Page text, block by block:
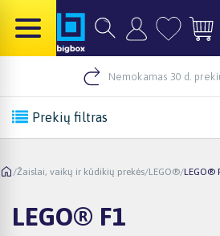
Nemokamas 30 d.
Prekių filtras
/Žaislai, vaikų ir kūdikių prekės/LEGO®/LEGO®
LEGO® F1